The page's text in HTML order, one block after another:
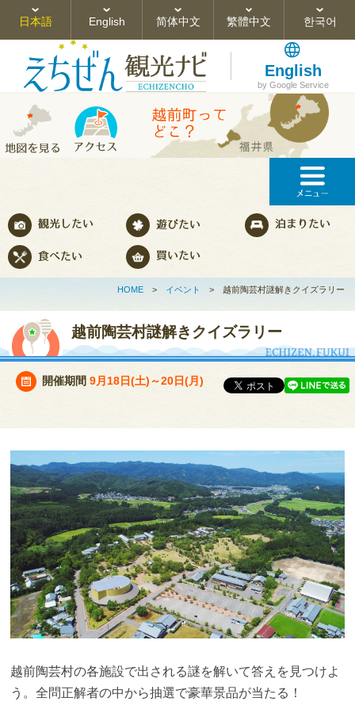
日本語 English 简体中文 繁體中文 한국어
English
by Google Service
HOME> イベント > 越前陶芸村謎解きクイズラリー
越前陶芸村謎解きクイズラリー
開催期間 9月18日(土)～20日(月)
越前陶芸村の各施設で出される謎を解いて答えを見つけよ
う。全問正解者の中から抽選で豪華景品が当たる！